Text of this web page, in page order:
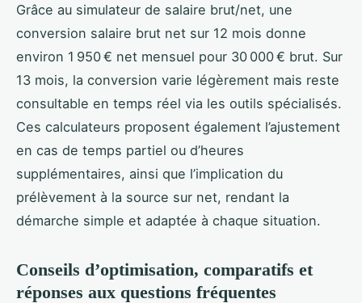
Grâce au simulateur de salaire brut/net, une
conversion salaire brut net sur 12 mois donne
environ 1 950 € net mensuel pour 30 000 € brut. Sur
13 mois, la conversion varie légèrement mais reste
consultable en temps réel via les outils spécialisés.
Ces calculateurs proposent également l’ajustement
en cas de temps partiel ou d’heures
supplémentaires, ainsi que l’implication du
prélèvement à la source sur net, rendant la
démarche simple et adaptée à chaque situation.
Conseils d’optimisation, comparatifs et
réponses aux questions fréquentes